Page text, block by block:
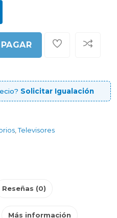
PAGAR
Solicitar Igualación
,Televisores
Reseñas (0)
Más información